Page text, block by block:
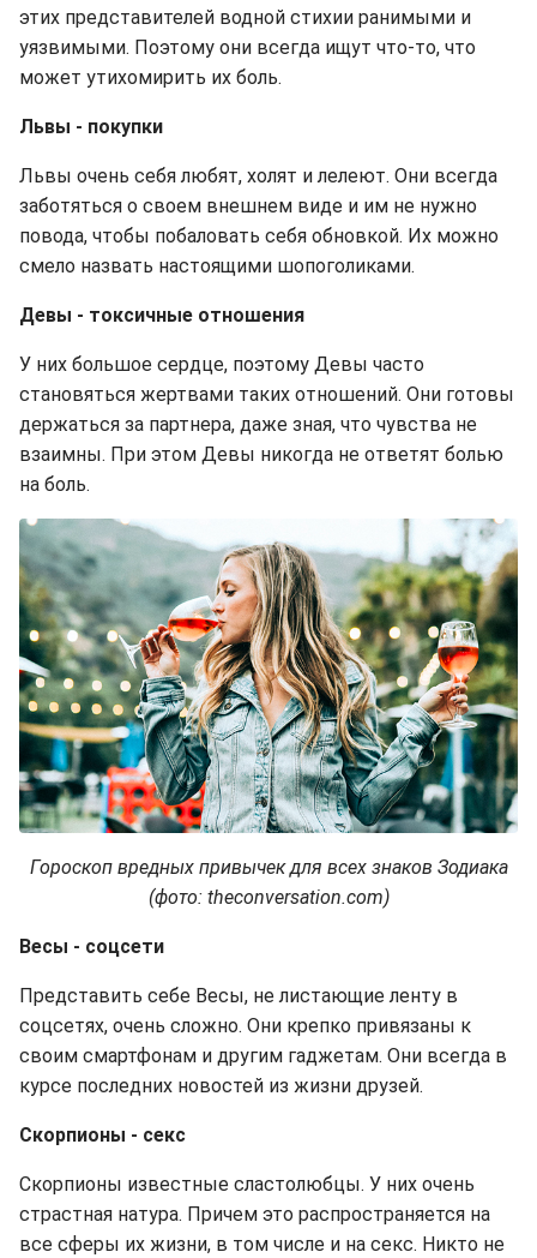
этих представителей водной стихии ранимыми и
уязвимыми. Поэтому они всегда ищут что-то, что
может утихомирить их боль.
Львы - покупки
Львы очень себя любят, холят и лелеют. Они всегда
заботяться о своем внешнем виде и им не нужно
повода, чтобы побаловать себя обновкой. Их можно
смело назвать настоящими шопоголиками.
Девы - токсичные отношения
У них большое сердце, поэтому Девы часто
становяться жертвами таких отношений. Они готовы
держаться за партнера, даже зная, что чувства не
взаимны. При этом Девы никогда не ответят болью
на боль.
Гороскоп вредных привычек для всех знаков Зодиака
(фото: theconversation.com)
Весы - соцсети
Представить себе Весы, не листающие ленту в
соцсетях, очень сложно. Они крепко привязаны к
своим смартфонам и другим гаджетам. Они всегда в
курсе последних новостей из жизни друзей.
Скорпионы - секс
Скорпионы известные сластолюбцы. У них очень
страстная натура. Причем это распространяется на
все сферы их жизни, в том числе и на секс. Никто не